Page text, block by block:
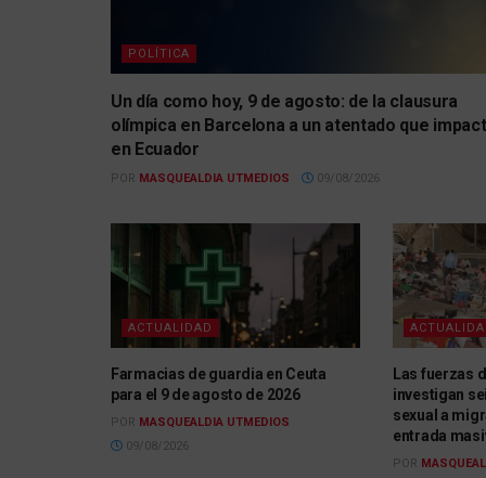
POLÍTICA
Un día como hoy, 9 de agosto: de la clausura
olímpica en Barcelona a un atentado que
en Ecuador
POR MASQUEALDIA UTMEDIOS 09/08/2026
ACTUALIDAD
Farmacias de guardia en Ceuta
para el 9 de agosto de 2026
POR MASQUEALDIA UTMEDIOS
09/08/2026
Las fuerzas
investigan
sexual a
entrada
POR